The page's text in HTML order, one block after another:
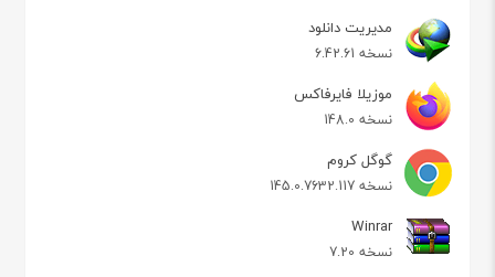
مدیریت دانلود
نسخه 6.42.61
موزیلا فایرفاکس
نسخه 148.0
گوگل کروم
نسخه 145.0.7632.117
Winrar
نسخه 7.20